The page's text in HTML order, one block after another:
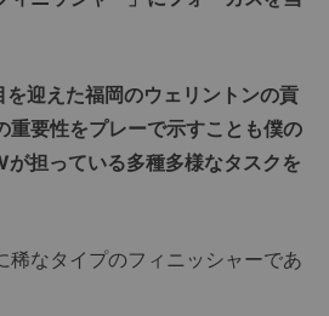
迎えた福岡のウェリントンの貢
重要性をプレーで示すことも僕の
担っている多種多様なタスクを
なタイプのフィニッシャーであ